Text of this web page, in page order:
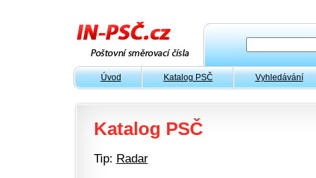
Úvod Katalog PSČ Vyhledávání
Katalog PSČ
Tip: Radar